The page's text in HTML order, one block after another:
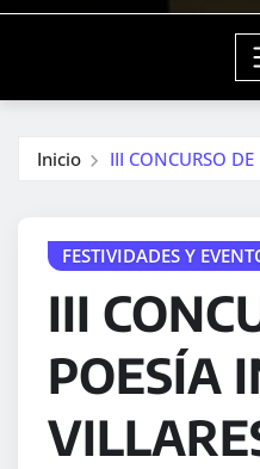
Inicio III CONCURSO DE
FESTIVIDADES Y
III
POESÍA